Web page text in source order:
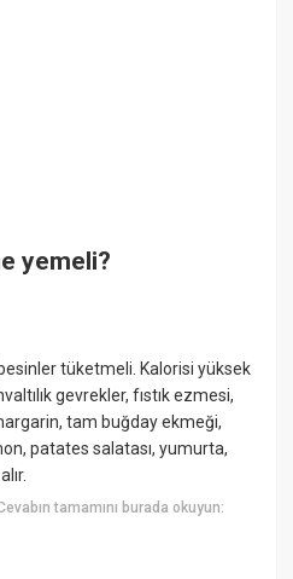
yemeli?
tüketmeli. Kalorisi yüksek
gevrekler, fıstık ezmesi,
tam buğday ekmeği,
patates salatası, yumurta,
tamamını burada okuyun: